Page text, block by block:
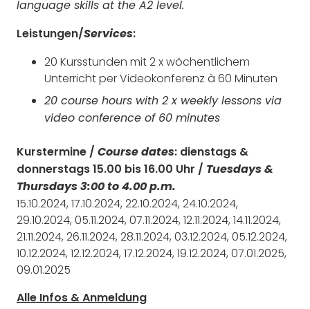
language skills at the A2 level.
Leistungen/Services:
20 Kursstunden mit 2 x wöchentlichem
Unterricht per Videokonferenz à 60 Minuten
20 course hours with 2 x weekly lessons via
video conference of 60 minutes
Kurstermine / Course dates: dienstags &
donnerstags 15.00 bis 16.00 Uhr / Tuesdays &
Thursdays 3:00 to 4.00 p.m.
15.10.2024, 17.10.2024, 22.10.2024, 24.10.2024,
29.10.2024, 05.11.2024, 07.11.2024, 12.11.2024, 14.11.2024,
21.11.2024, 26.11.2024, 28.11.2024, 03.12.2024, 05.12.2024,
10.12.2024, 12.12.2024, 17.12.2024, 19.12.2024, 07.01.2025,
09.01.2025
Alle Infos & Anmeldung